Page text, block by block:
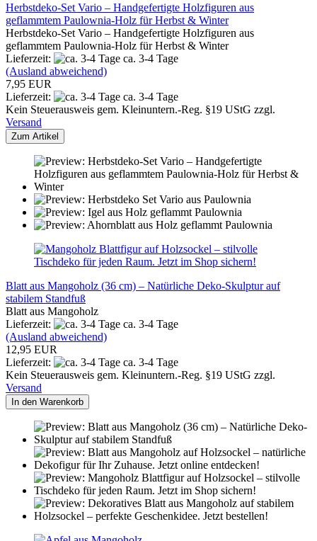
Herbstdeko-Set Vario – Handgefertigte Holzfiguren aus
geflammtem Paulownia-Holz für Herbst & Winter
Herbstdeko-Set Vario – Handgefertigte Holzfiguren aus
geflammtem Paulownia-Holz für Herbst & Winter
Lieferzeit:
ca. 3-4 Tage
(Ausland abweichend)
7,95 EUR
Lieferzeit:
ca. 3-4 Tage
Kein Steuerausweis gem. Kleinuntern.-Reg. §19 UStG zzgl.
Versand
Zum Artikel
Blatt aus Mangoholz (36 cm) – Natürliche Deko-Skulptur auf
stabilem Standfuß
Blatt aus Mangoholz
Lieferzeit:
ca. 3-4 Tage
(Ausland abweichend)
12,95 EUR
Lieferzeit:
ca. 3-4 Tage
Kein Steuerausweis gem. Kleinuntern.-Reg. §19 UStG zzgl.
Versand
In den Warenkorb